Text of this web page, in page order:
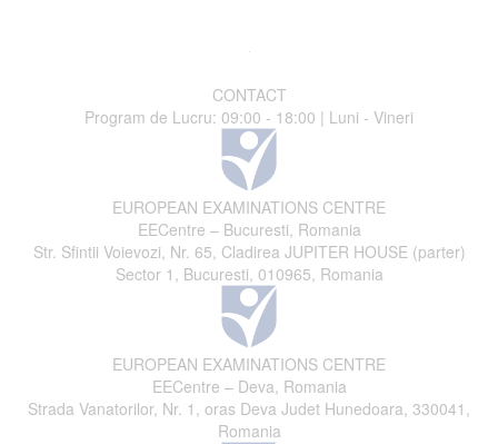
CONTACT
Program de Lucru: 09:00 - 18:00 | Luni - Vineri
EUROPEAN EXAMINATIONS CENTRE
EECentre – Bucuresti, Romania
Str. Sfintii Voievozi, Nr. 65, Cladirea JUPITER HOUSE (parter)
Sector 1, Bucuresti, 010965, Romania
EUROPEAN EXAMINATIONS CENTRE
EECentre – Deva, Romania
Strada Vanatorilor, Nr. 1, oras Deva Judet Hunedoara, 330041,
Romania